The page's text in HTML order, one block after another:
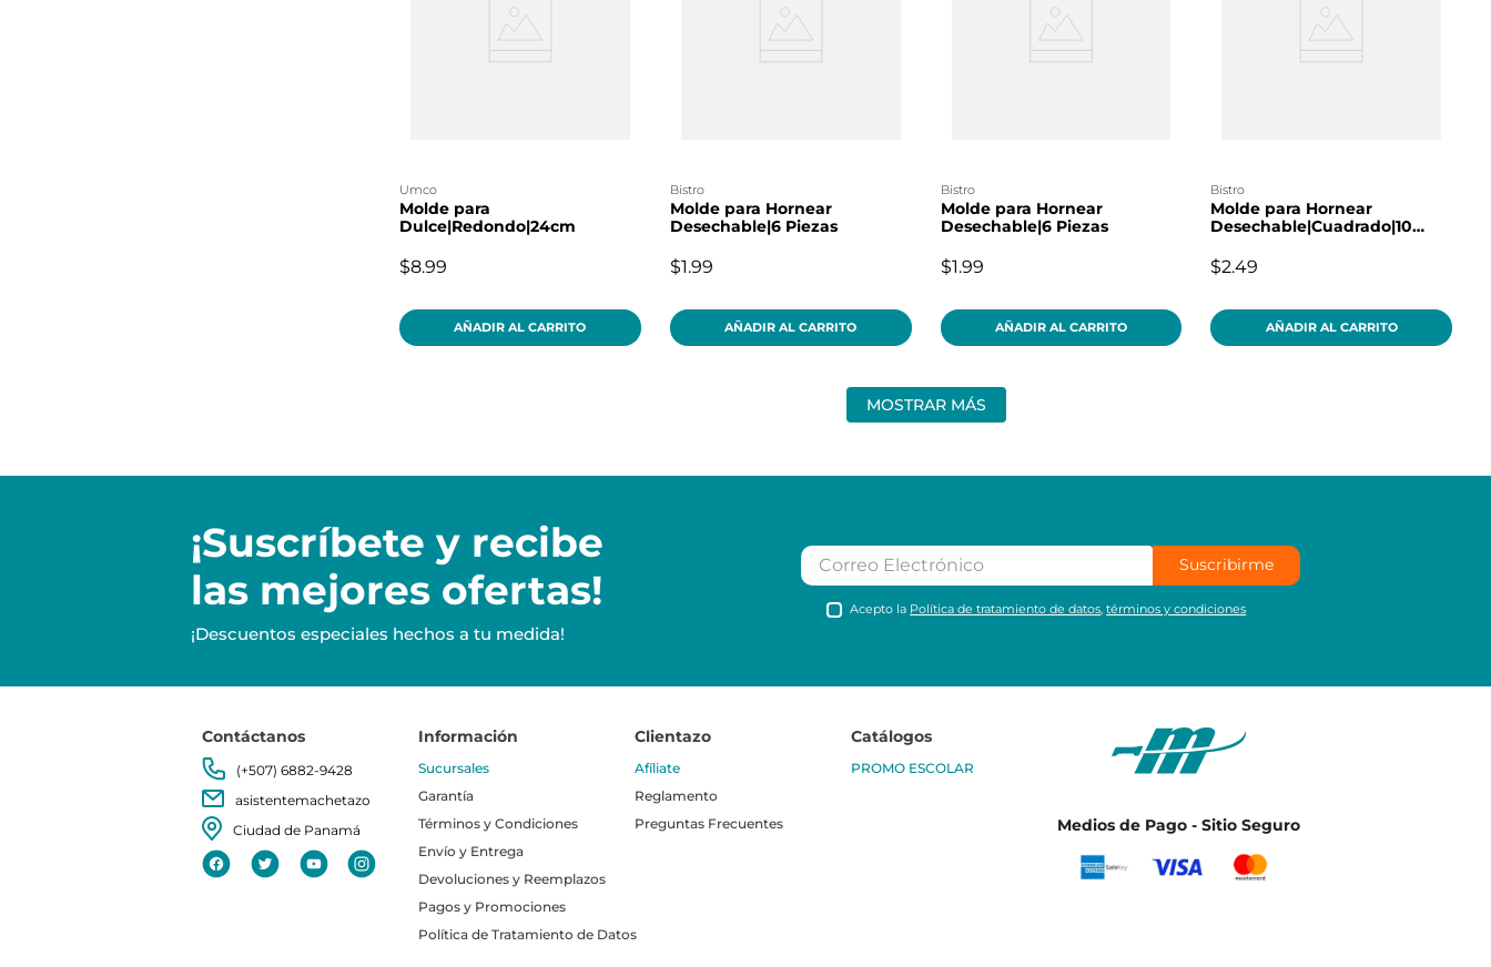
umco
Molde para
Dulce|Redondo|24cm
$8.99
AÑADIR AL CARRITO
bistro
Molde para Hornear
Desechable|6 Piezas
$1.99
AÑADIR AL CARRITO
bistro
Molde para Hornear
Desechable|6 Piezas
$1.99
AÑADIR AL CARRITO
bistro
Molde para Hornear
Desechable|Cuadrado|10
$2.49
AÑADIR AL CARRITO
MOSTRAR MÁS
¡Suscríbete y recibe
las mejores ofertas!
¡Descuentos especiales hechos a tu medida!
Suscribirme
Acepto la Política de tratamiento de datos ,términos y condiciones
Contáctanos
(+507) 6882-9428
asistentemachetazo
Ciudad de Panamá
Información
Sucursales
Garantía
Términos y Condiciones
Envío y Entrega
Devoluciones y Reemplazos
Pagos y Promociones
Política de Tratamiento de Datos
Clientazo
Afíliate
Reglamento
Preguntas Frecuentes
Catálogos
PROMO ESCOLAR
Medios de Pago - Sitio Seguro